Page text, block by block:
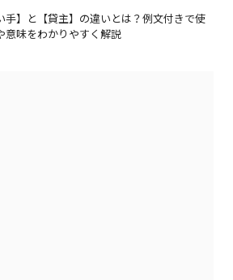
手】と【貸主】の違いとは？例文付きで使
意味をわかりやすく解説